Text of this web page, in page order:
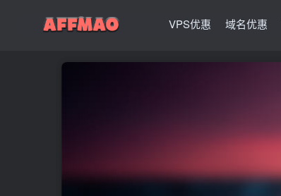
VPS优惠 域名优惠